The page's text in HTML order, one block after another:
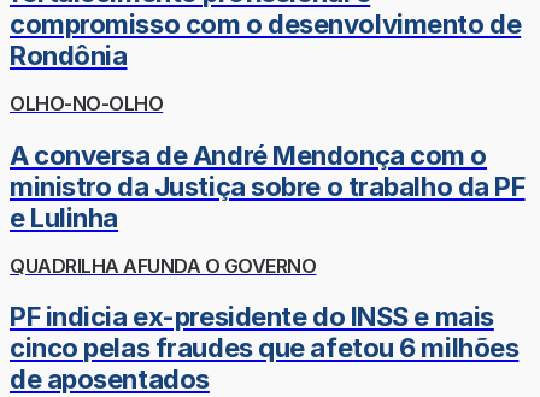
compromisso com o desenvolvimento de
Rondônia
OLHO-NO-OLHO
A conversa de André Mendonça com o
ministro da Justiça sobre o trabalho da PF
e Lulinha
QUADRILHA AFUNDA O GOVERNO
PF indicia ex-presidente do INSS e mais
cinco pelas fraudes que afetou 6 milhões
de aposentados